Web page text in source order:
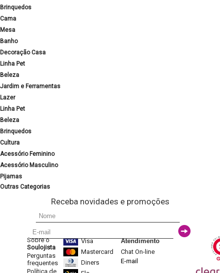
Brinquedos
Cama
Mesa
Banho
Decoração Casa
Linha Pet
Beleza
Jardim e Ferramentas
Lazer
Linha Pet
Beleza
Brinquedos
Cultura
Acessório Feminino
Acessório Masculino
Pijamas
Outras Categorias
Receba novidades e promoções
Sobre o
Soulojista
Perguntas
frequentes
Política de
Visa
Mastercard
Diners
Atendimento
Chat On-line
E-mail